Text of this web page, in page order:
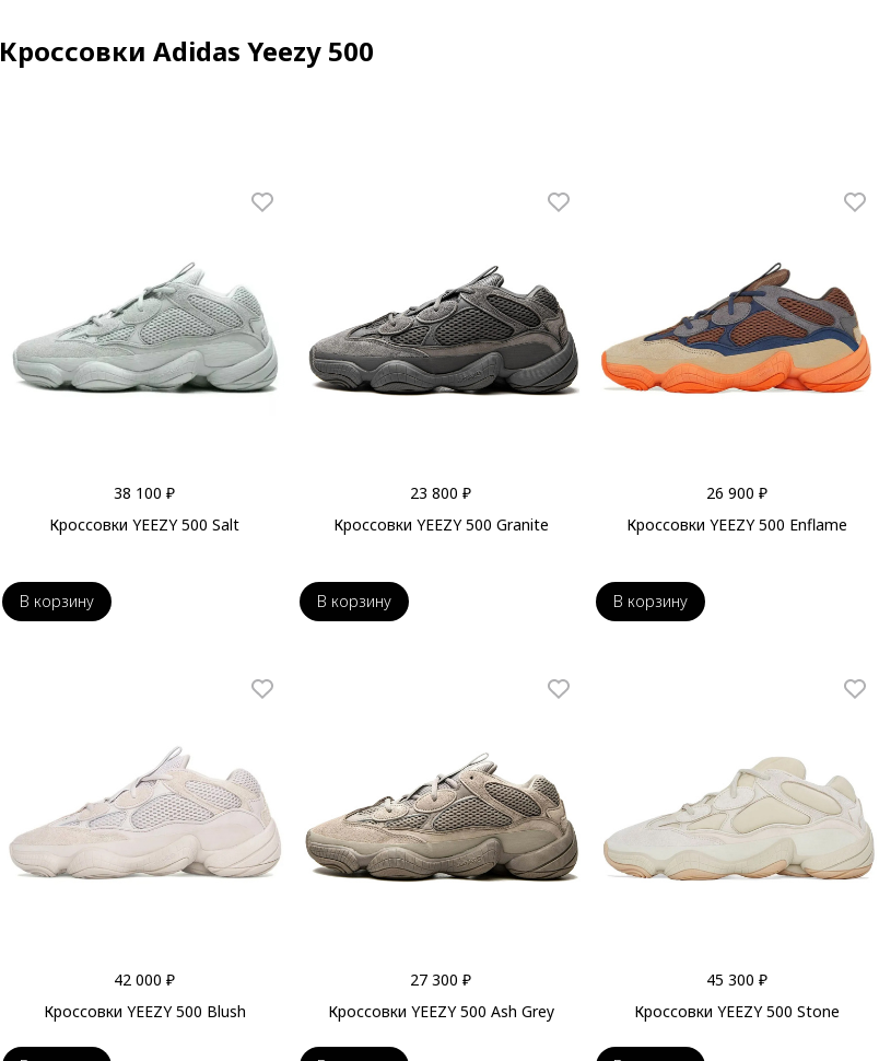
Кроссовки Adidas Yeezy 500
38 100 ₽
Кроссовки YEEZY 500 Salt
В корзину
23 800 ₽
Кроссовки YEEZY 500 Granite
В корзину
26 900 ₽
Кроссовки YEEZY 500 Enflame
В корзину
42 000 ₽
Кроссовки YEEZY 500 Blush
27 300 ₽
Кроссовки YEEZY 500 Ash Grey
45 300 ₽
Кроссовки YEEZY 500 Stone